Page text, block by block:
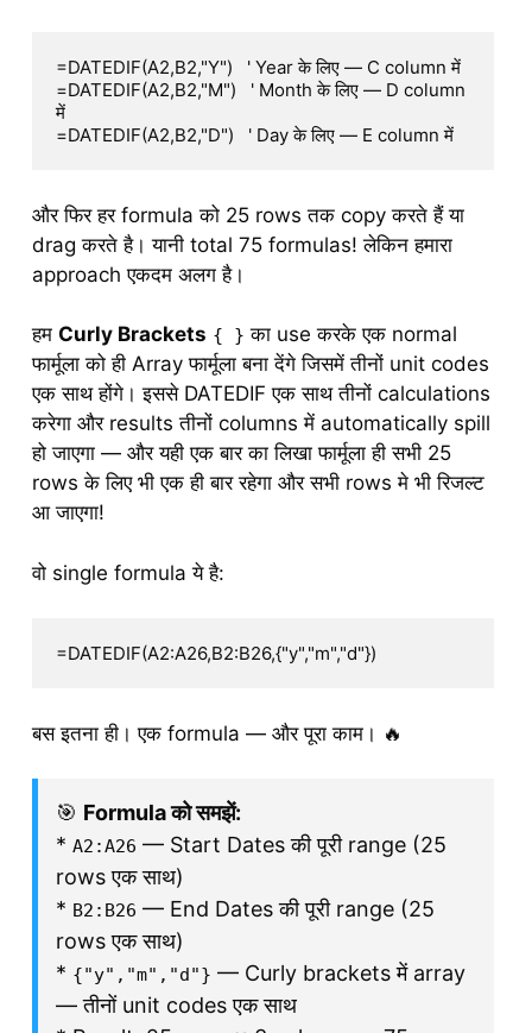
=DATEDIF(A2,B2,"Y")   ' Year के लिए — C column में
=DATEDIF(A2,B2,"M")   ' Month के लिए — D column
में
=DATEDIF(A2,B2,"D")   ' Day के लिए — E column में
और फिर हर formula को 25 rows तक copy करते हैं या
drag करते है। यानी total 75 formulas! लेकिन हमारा
approach एकदम अलग है।
हम Curly Brackets { } का use करके एक normal
फार्मूला को ही Array फार्मूला बना देंगे जिसमें तीनों unit codes
एक साथ होंगे। इससे DATEDIF एक साथ तीनों calculations
करेगा और results तीनों columns में automatically spill
हो जाएगा — और यही एक बार का लिखा फार्मूला ही सभी 25
rows के लिए भी एक ही बार रहेगा और सभी rows मे भी रिजल्ट
आ जाएगा!
वो single formula ये है:
=DATEDIF(A2:A26,B2:B26,{"y","m","d"})
बस इतना ही। एक formula — और पूरा काम। 🔥
🎯 Formula को समझें:
* A2:A26 — Start Dates की पूरी range (25
rows एक साथ)
* B2:B26 — End Dates की पूरी range (25
rows एक साथ)
* {"y","m","d"} — Curly brackets में array
— तीनों unit codes एक साथ